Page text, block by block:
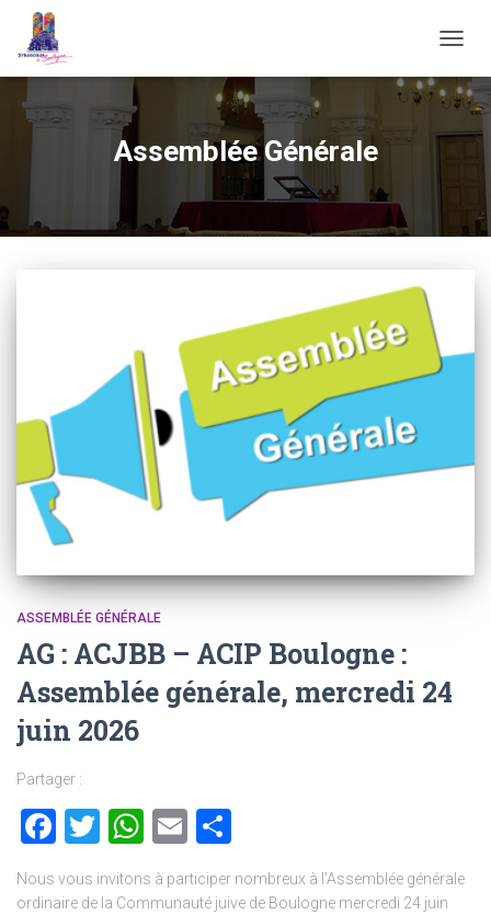
Assemblée Générale
ASSEMBLÉE GÉNÉRALE
AG : ACJBB – ACIP Boulogne :
Assemblée générale, mercredi 24
juin 2026
Partager :
Facebook
Twitter
WhatsApp
Email
Nous vous invitons à participer nombreux à l’Assemblée générale
ordinaire de la Communauté juive de Boulogne mercredi 24 juin